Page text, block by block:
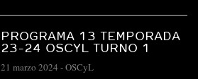
PROGRAMA 13 TEMPORADA
23-24 OSCYL TURNO 1
21 marzo 2024 -OSCyL